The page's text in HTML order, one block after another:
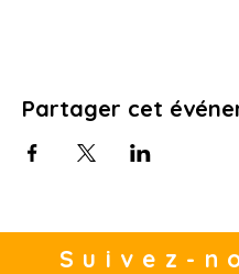
Partager cet
Suivez-